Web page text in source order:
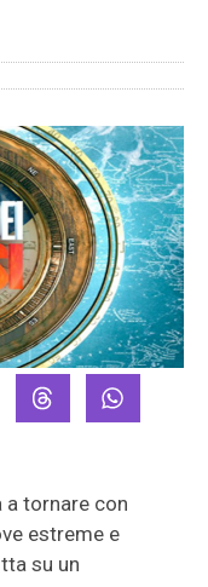
a tornare con
estreme e
su un